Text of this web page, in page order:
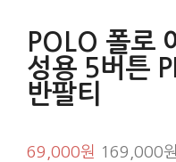
POLO 폴로
성용 5버튼
반팔티
69,000원
169,000원